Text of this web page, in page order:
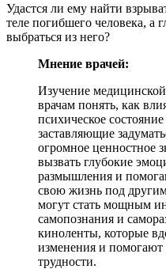
Удастся ли ему найти
теле погибшего человека, а
выбраться из него?
Мнение врачей:
Изучение
врачам понять, как
психическое
заставляющие
огромное ценностное
вызвать глубокие
размышления и
свою жизнь под
могут стать мощным
самопознания и
киноленты, которые
изменения и помогают
трудности.